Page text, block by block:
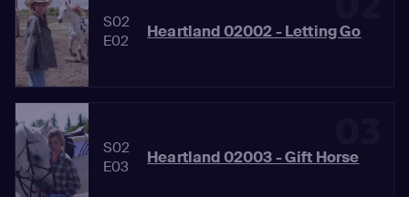
S02
E02
Heartland 02002 - Letting Go
S02
E03
Heartland 02003 - Gift Horse